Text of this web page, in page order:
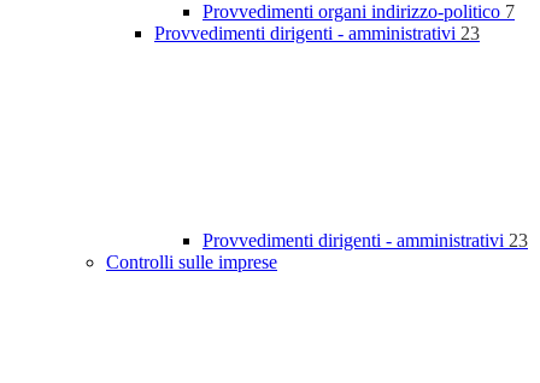
Provvedimenti organi indirizzo-politico 7
Provvedimenti dirigenti - amministrativi 23
Provvedimenti dirigenti - amministrativi 23
Controlli sulle imprese